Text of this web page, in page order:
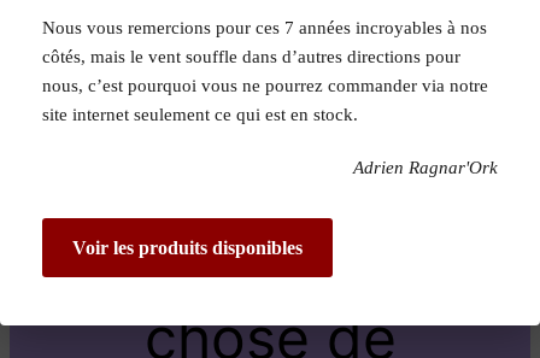
Pardon pour le
dérangement !
Nous travaillons
sur quelque
chose de
Nous vous remercions pour ces 7 années incroyables à nos
côtés, mais le vent souffle dans d’autres directions pour
nous, c’est pourquoi vous ne pourrez commander via notre
site internet seulement ce qui est en stock.
Adrien Ragnar'Ork
Voir les produits disponibles